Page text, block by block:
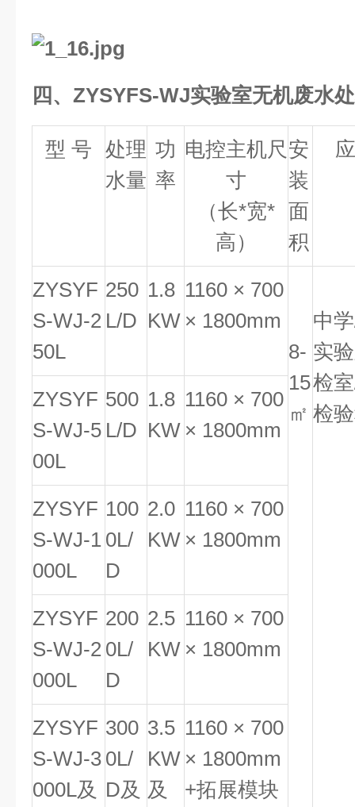
四、 ZYSYFS-WJ实验室无机废水
型 号 处理
水量
功
率
电控主机尺
寸
（长*宽*
高）
安
装
面
积
应
ZYSYF
S-WJ-2
50L
250
L/D
1.8
KW
1160 × 700
× 1800mm
8-
15
㎡
中
实
检
检
ZYSYF
S-WJ-5
00L
500
L/D
1.8
KW
1160 × 700
× 1800mm
ZYSYF
S-WJ-1
000L
100
0L/
D
2.0
KW
1160 × 700
× 1800mm
ZYSYF
S-WJ-2
000L
200
0L/
D
2.5
KW
1160 × 700
× 1800mm
ZYSYF
S-WJ-3
000L及
300
0L/
D及
3.5
KW
及
1160 × 700
× 1800mm
+拓展模块